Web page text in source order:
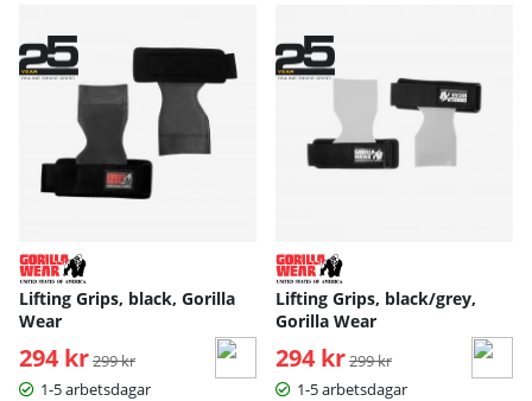
Lifting Grips, black, Gorilla
Wear
294 kr Ordinarie pris:
299 kr
1-5 arbetsdagar
Lifting Grips, black/grey,
Gorilla Wear
294 kr Ordinarie pris:
299 kr
1-5 arbetsdagar